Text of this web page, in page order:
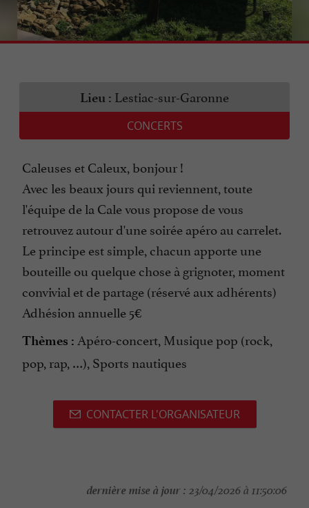
Lieu : Lestiac-sur-Garonne
CONCERTS
Caleuses et Caleux, bonjour !
Avec les beaux jours qui reviennent, toute
l'équipe de la Cale vous propose de vous
retrouvez autour d'une soirée apéro au carrelet.
Le principe est simple, chacun apporte une
bouteille ou quelque chose à grignoter, moment
convivial et de partage (réservé aux adhérents)
Adhésion annuelle 5€
Thèmes : Apéro-concert, Musique pop (rock,
pop, rap, …), Sports nautiques
CONTACTER L'ORGANISATEUR
dernière mise à jour : 23/04/2026 à 11:50:06